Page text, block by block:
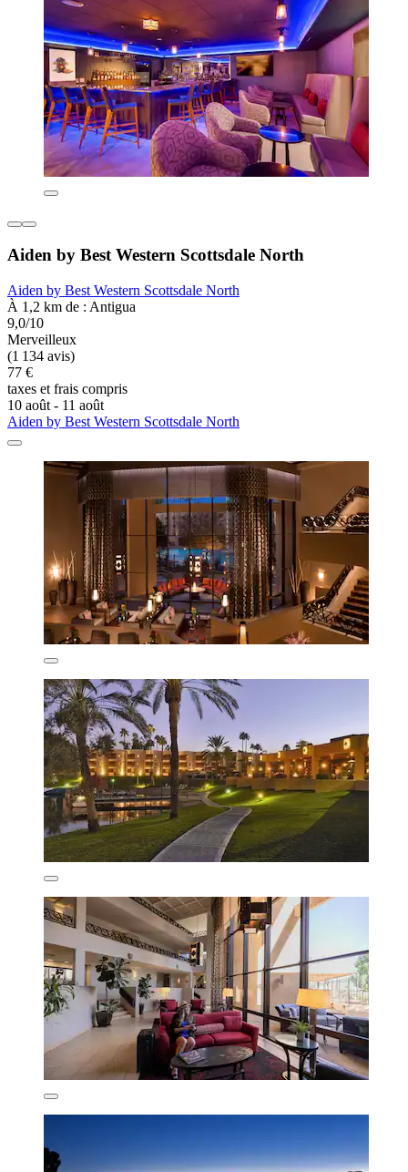
Aiden by Best Western Scottsdale North
Aiden by Best Western Scottsdale North
À 1,2 km de : Antigua
9,0/10
Merveilleux
(1 134 avis)
77 €
taxes et frais compris
10 août - 11 août
Aiden by Best Western Scottsdale North